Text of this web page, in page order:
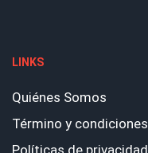
LINKS
Quiénes Somos
Término y condiciones
Políticas de privacidad